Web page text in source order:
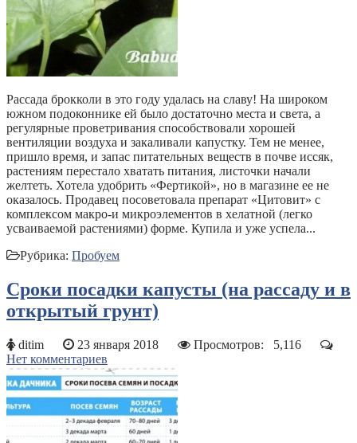
Рассада брокколи в это году удалась на славу! На широком
южном подоконнике ей было достаточно места и света, а
регулярные проветривания способствовали хорошей
вентиляции воздуха и закаливали капустку. Тем не менее,
пришло время, и запас питательных веществ в почве иссяк,
растениям перестало хватать питания, листочки начали
желтеть. Хотела удобрить «Фертикой», но в магазине ее не
оказалось. Продавец посоветовала препарат «Цитовит» с
комплексом макро-и микроэлементов в хелатной (легко
усваиваемой растениями) форме. Купила и уже успела...
Рубрика: Пробуем
Сроки посадки капусты (на рассаду и в
открытый грунт)
ditim 23 января 2018 Просмотров: 5,116
Нет комментариев